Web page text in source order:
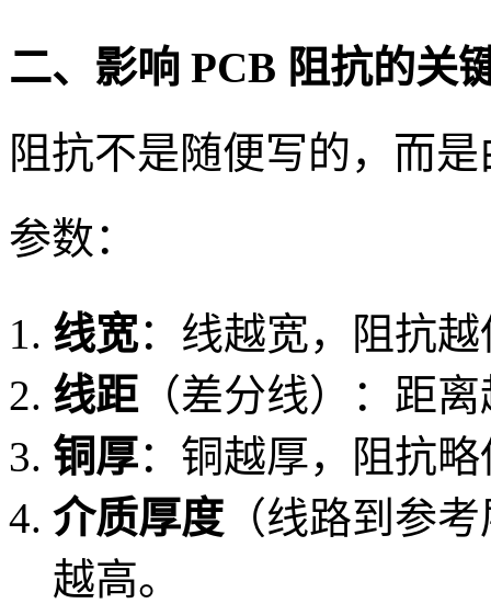
二、影响 PCB 阻抗的关
阻抗不是随便写的，而
参数：
线宽：线越宽，阻抗越
线距（差分线）：距
铜厚：铜越厚，阻抗
介质厚度 （线路到参
越高。